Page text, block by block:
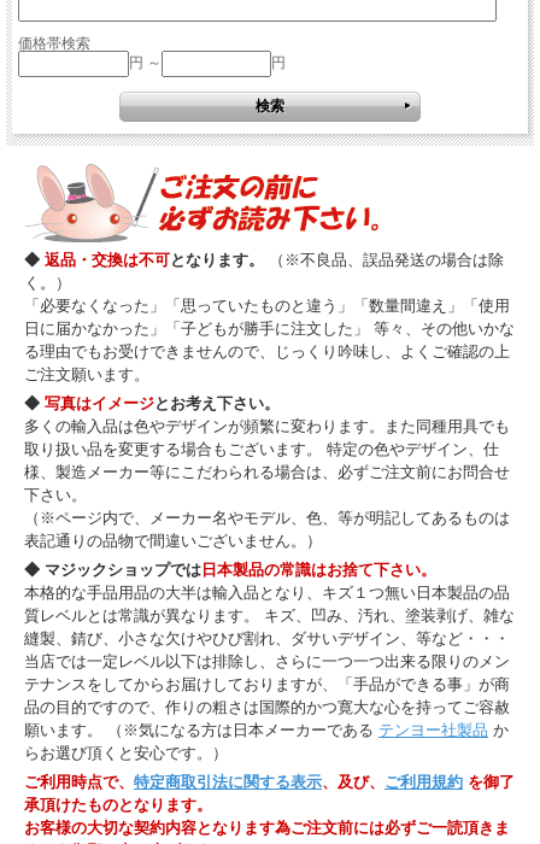
価格帯検索
円 ～
円
◆ 返品・交換は不可となります。
（※不良品、誤品発送の場合は除
く。）
「必要なくなった」「思っていたものと違う」「数量間違え」「使用
日に届かなかった」「子どもが勝手に注文した」 等々、その他いかな
る理由でもお受けできませんので、じっくり吟味し、よくご確認の上
ご注文願います。
◆ 写真はイメージとお考え下さい。
多くの輸入品は色やデザインが頻繁に変わります。また同種用具でも
取り扱い品を変更する場合もございます。 特定の色やデザイン、仕
様、製造メーカー等にこだわられる場合は、必ずご注文前にお問合せ
下さい。
（※ページ内で、メーカー名やモデル、色、等が明記してあるものは
表記通りの品物で間違いございません。）
◆ マジックショップでは 日本製品の常識はお捨て下さい。
本格的な手品用品の大半は輸入品となり、キズ１つ無い日本製品の品
質レベルとは常識が異なります。 キズ、凹み、汚れ、塗装剥げ、雑な
縫製、錆び、小さな欠けやひび割れ、ダサいデザイン、等など・・・
当店では一定レベル以下は排除し、さらに一つ一つ出来る限りのメン
テナンスをしてからお届けしておりますが、「手品ができる事」が商
品の目的ですので、作りの粗さは国際的かつ寛大な心を持ってご容赦
願います。 （※気になる方は日本メーカーである テンヨー社製品 か
らお選び頂くと安心です。）
ご利用時点で、 特定商取引法に関する表示、及び、 ご利用規約 を御了
承頂けたものとなります。
お客様の大切な契約内容となります為ご注文前には必ずご一読頂きま